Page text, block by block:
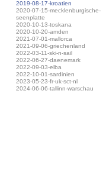
2019-08-17-kroatien
2020-07-15-mecklenburgische-
seenplatte
2020-10-13-toskana
2020-10-20-amden
2021-07-01-mallorca
2021-09-06-griechenland
2022-03-11-ski-n-sail
2022-06-27-daenemark
2022-09-03-elba
2022-10-01-sardinien
2023-05-23-fr-uk-sct-nl
2024-06-06-tallinn-warschau